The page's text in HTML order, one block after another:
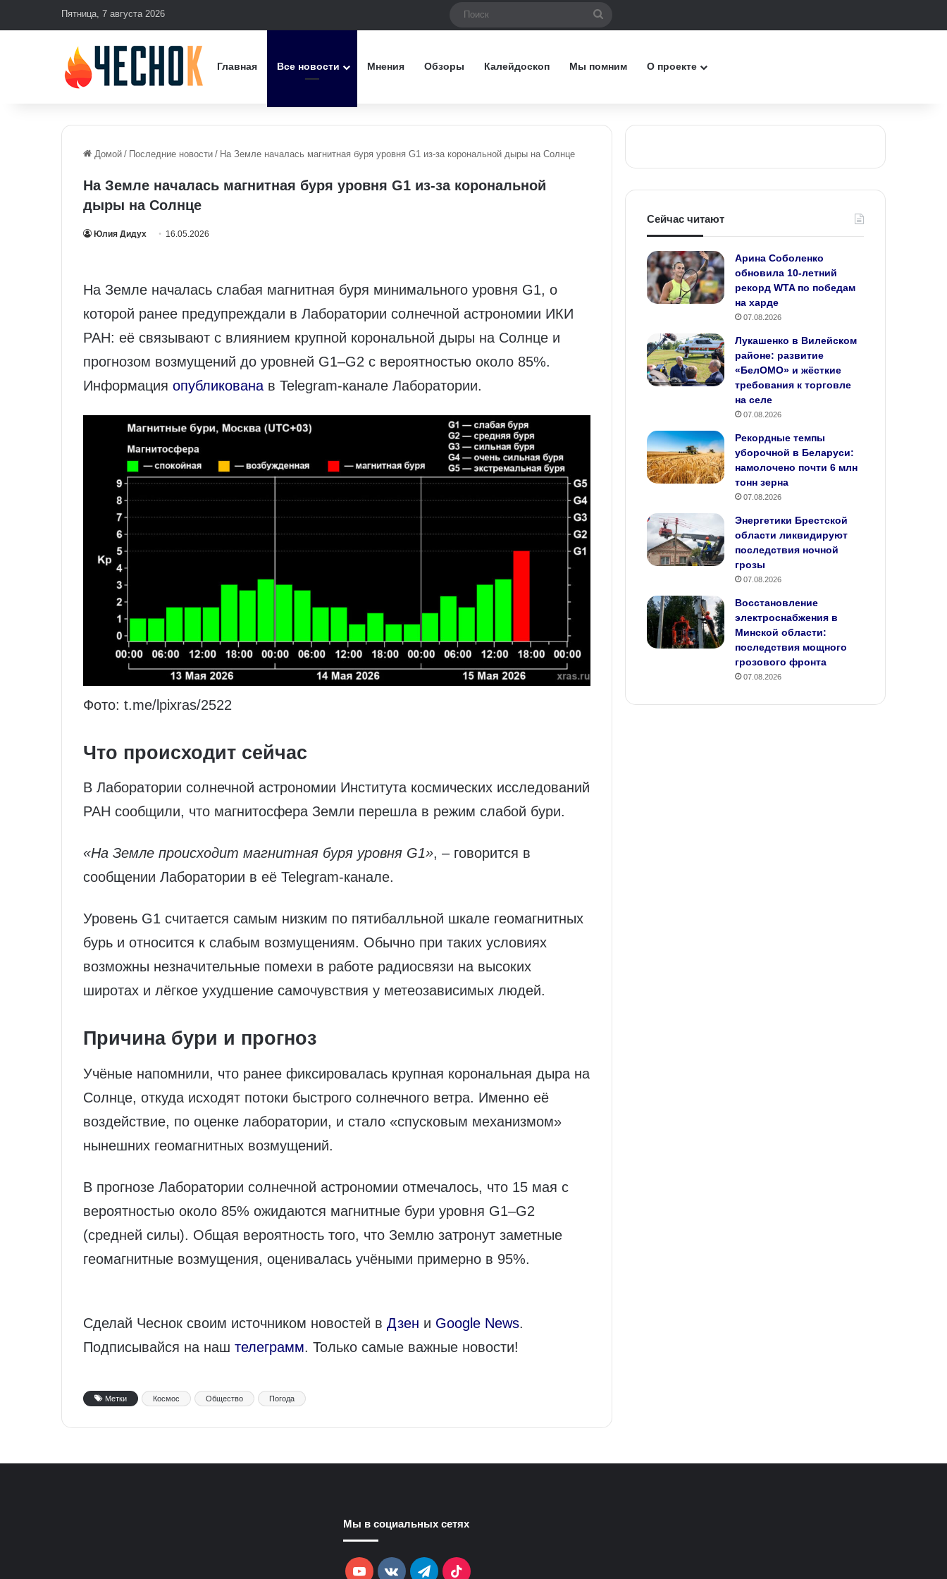
Пятница, 7 августа 2026
Главная Все новости Мнения Обзоры Калейдоскоп Мы помним О проекте
Домой / Последние новости / На Земле началась магнитная буря уровня G1 из‑за корональной дыры на Солнце
На Земле началась магнитная буря уровня G1 из‑за корональной
дыры на Солнце
Юлия Дидух 16.05.2026
На Земле началась слабая магнитная буря минимального уровня G1, о
которой ранее предупреждали в Лаборатории солнечной астрономии ИКИ
РАН: её связывают с влиянием крупной корональной дыры на Солнце и
прогнозом возмущений до уровней G1–G2 с вероятностью около 85%.
Информация опубликована в Telegram‑канале Лаборатории.
Фото: t.me/lpixras/2522
Что происходит сейчас
В Лаборатории солнечной астрономии Института космических исследований
РАН сообщили, что магнитоcфера Земли перешла в режим слабой бури.
«На Земле происходит магнитная буря уровня G1», – говорится в
сообщении Лаборатории в её Telegram‑канале.
Уровень G1 считается самым низким по пятибалльной шкале геомагнитных
бурь и относится к слабым возмущениям. Обычно при таких условиях
возможны незначительные помехи в работе радиосвязи на высоких
широтах и лёгкое ухудшение самочувствия у метеозависимых людей.
Причина бури и прогноз
Учёные напомнили, что ранее фиксировалась крупная корональная дыра на
Солнце, откуда исходят потоки быстрого солнечного ветра. Именно её
воздействие, по оценке лаборатории, и стало «спусковым механизмом»
нынешних геомагнитных возмущений.
В прогнозе Лаборатории солнечной астрономии отмечалось, что 15 мая с
вероятностью около 85% ожидаются магнитные бури уровня G1–G2
(средней силы). Общая вероятность того, что Землю затронут заметные
геомагнитные возмущения, оценивалась учёными примерно в 95%.
Сделай Чеснок своим источником новостей в Дзен и Google News.
Подписывайся на наш телеграмм. Только самые важные новости!
Метки Космос Общество Погода
Сейчас читают
Арина Соболенко
обновила 10‑летний
рекорд WTA по победам
на харде
07.08.2026
Лукашенко в Вилейском
районе: развитие
«БелОМО» и жёсткие
требования к торговле
на селе
07.08.2026
Рекордные темпы
уборочной в Беларуси:
намолочено почти 6 млн
тонн зерна
07.08.2026
Энергетики Брестской
области ликвидируют
последствия ночной
грозы
07.08.2026
Восстановление
электроснабжения в
Минской области:
последствия мощного
грозового фронта
07.08.2026
Мы в социальных сетях
YouTubevk.comTelegramTikTok